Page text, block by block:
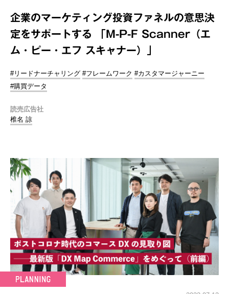
企業のマーケティング投資ファネルの意思決
定をサポートする 「M-P-F Scanner（エ
ム・ピー・エフ スキャナー）」
#リードナーチャリング #フレームワーク #カスタマージャーニー
#購買データ
読売広告社
椎名 諒